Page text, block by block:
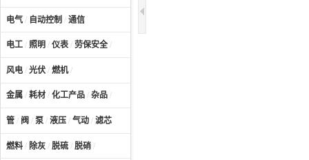
电气 / 自动控制 / 通信
电工 / 照明 / 仪表 / 劳保安全 /
风电 / 光伏 / 燃机/
金属 / 耗材 / 化工产品 / 杂品 /
管 / 阀 / 泵 / 液压 / 气动 / 滤芯
燃料 / 除灰 / 脱硫 / 脱硝 /